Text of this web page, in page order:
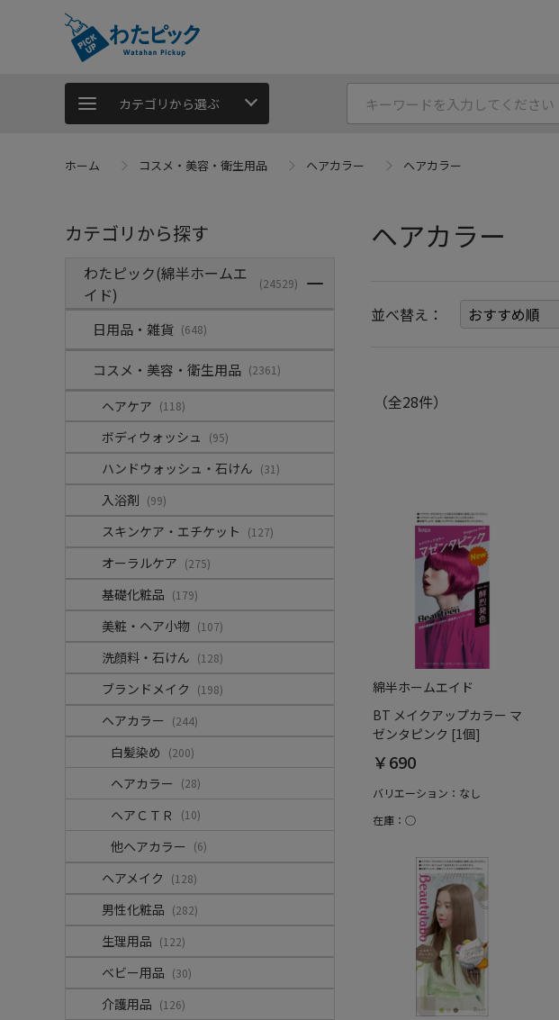
カテゴリから選ぶ
ホーム コスメ・美容・衛生用品 ヘアカラー ヘアカラー
カテゴリから探す
わたピック(綿半ホームエ
イド)
(24529)
日用品・雑貨 (648)
コスメ・美容・衛生用品 (2361)
ヘアケア (118)
ボディウォッシュ (95)
ハンドウォッシュ・石けん (31)
入浴剤 (99)
スキンケア・エチケット (127)
オーラルケア (275)
基礎化粧品 (179)
美粧・ヘア小物 (107)
洗顔料・石けん (128)
ブランドメイク (198)
ヘアカラー (244)
白髪染め (200)
ヘアカラー (28)
ヘアＣＴＲ (10)
他ヘアカラー (6)
ヘアメイク (128)
男性化粧品 (282)
生理用品 (122)
ベビー用品 (30)
介護用品 (126)
ヘアカラー
並べ替え：
（全28件）
綿半ホームエイド
BT メイクアップカラー マ
ゼンタピンク [1個]
￥690
バリエーション：なし
在庫：○